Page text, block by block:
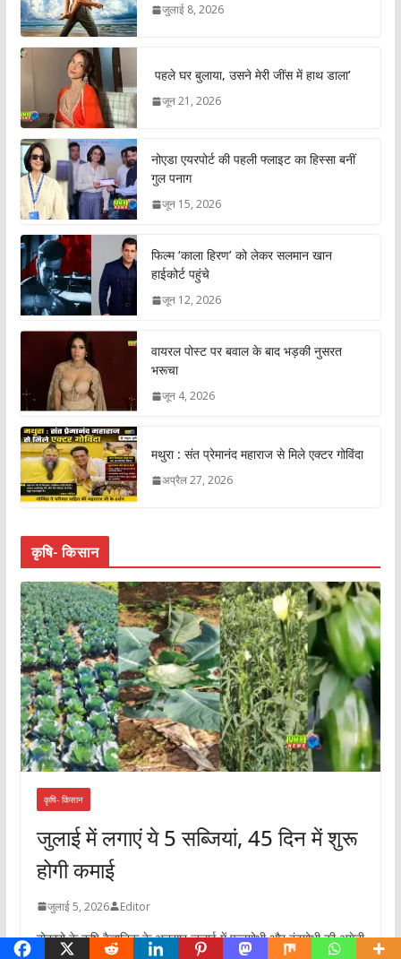
जुलाई 8, 2026
पहले घर बुलाया, उसने मेरी जींस में हाथ डाला’
जून 21, 2026
नोएडा एयरपोर्ट की पहली फ्लाइट का हिस्सा बनीं
गुल पनाग
जून 15, 2026
फिल्म ‘काला हिरण’ को लेकर सलमान खान
हाईकोर्ट पहुंचे
जून 12, 2026
वायरल पोस्ट पर बवाल के बाद भड़की नुसरत
भरूचा
जून 4, 2026
मथुरा : संत प्रेमानंद महाराज से मिले एक्टर गोविंदा
अप्रैल 27, 2026
कृषि- किसान
कृषि- किसान
जुलाई में लगाएं ये 5 सब्जियां, 45 दिन में शुरू
होगी कमाई
जुलाई 5, 2026 Editor
बोकारो के कृषि वैज्ञानिक के अनुसार जुलाई में फूलगोभी और बंदगोभी की अगेती